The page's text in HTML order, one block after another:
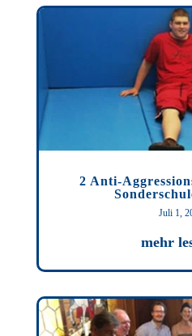
2 Anti-
Juli 1,
mehr